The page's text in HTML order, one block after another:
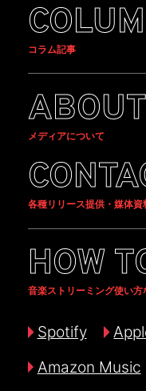
コラム記事
ABOUT
メディアについて
各種リリース提供・媒体
HOW
音楽ストリーミング使い方
Spotify
Amazon Music